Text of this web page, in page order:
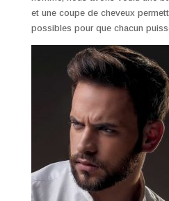
et une coupe de cheveux
possibles pour que chacun